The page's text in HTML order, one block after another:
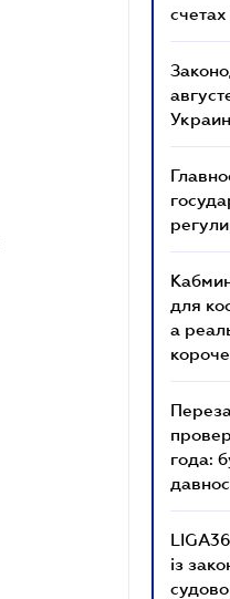
для
а
года:
із